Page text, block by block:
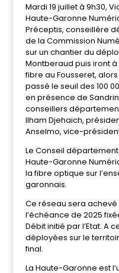
Mardi 19 juillet à 9h30,
Haute-Garonne
Préceptis, conseillère
de la Commission
sur un chantier du
Montberaud puis iront
fibre au Fousseret,
passé le seuil des 100
en présence de
conseillers
Ilham Djehaich,
Anselmo, vice-
Le Conseil
Haute-Garonne
la fibre optique sur
garonnais.
Ce réseau sera achevé
l’échéance de 2025
Débit initié par l’Etat. A
déployées sur le
final.
La Haute-Garonne est